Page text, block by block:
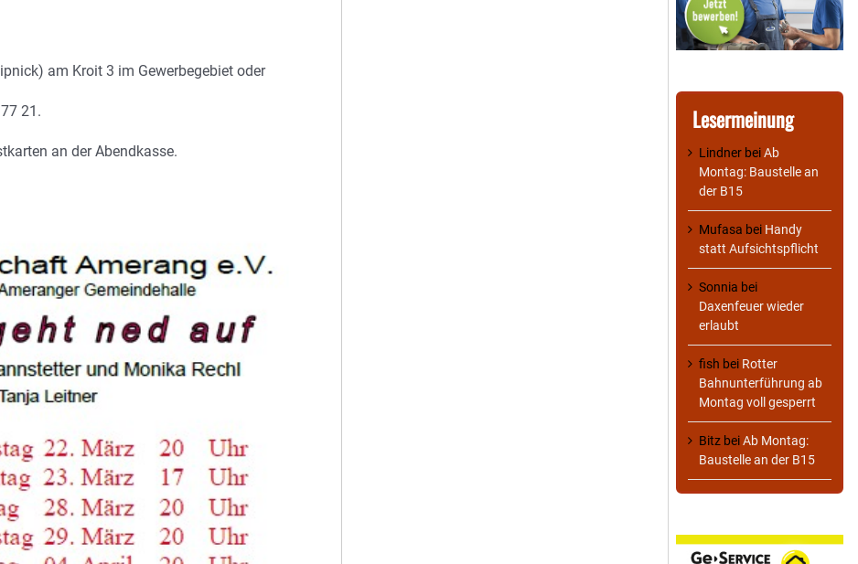
am Kroit 3 im Gewerbegebiet oder
21.
an der Abendkasse.
Lesermeinung
Lindner beiAb
Montag: Baustelle an
der B15
Mufasa bei Handy
statt Aufsichtspflicht
Sonnia bei
Daxenfeuer wieder
erlaubt
fish bei Rotter
Bahnunterführung ab
Montag voll gesperrt
Bitz beiAb Montag:
Baustelle an der B15